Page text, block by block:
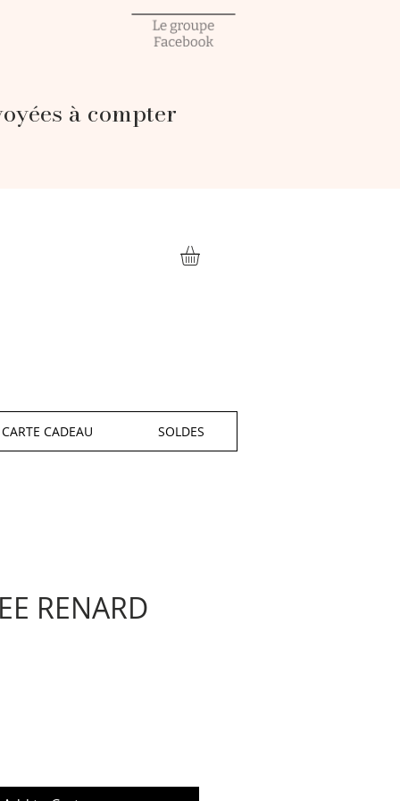
à compter
RENARD
CARTE CADEAU SOLDES